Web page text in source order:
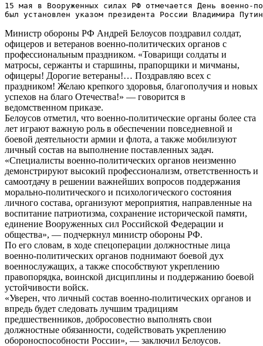
15 мая в Вооруженных силах РФ отмечается День военно-
был установлен указом президента России Владимира
Министр обороны РФ Андрей Белоусов поздравил солдат,
офицеров и ветеранов военно-политических органов с
профессиональным праздником. «Товарищи солдаты и
матросы, сержанты и старшины, прапорщики и мичманы,
офицеры! Дорогие ветераны!… Поздравляю всех с
праздником! Желаю крепкого здоровья, благополучия и новых
успехов на благо Отечества!» — говорится в
ведомственном приказе.
Белоусов отметил, что военно-политические органы более ста
лет играют важную роль в обеспечении повседневной и
боевой деятельности армии и флота, а также мобилизуют
личный состав на выполнение поставленных задач.
«Специалисты военно-политических органов неизменно
демонстрируют высокий профессионализм, ответственность и
самоотдачу в решении важнейших вопросов поддержания
морально-политического и психологического состояния
личного состава, организуют мероприятия, направленные на
воспитание патриотизма, сохранение исторической памяти,
единение Вооруженных сил Российской Федерации и
общества», — подчеркнул министр обороны РФ.
По его словам, в ходе спецоперации должностные лица
военно-политических органов поднимают боевой дух
военнослужащих, а также способствуют укреплению
правопорядка, воинской дисциплины и поддержанию боевой
устойчивости войск.
«Уверен, что личный состав военно-политических органов и
впредь будет следовать лучшим традициям
предшественников, добросовестно выполнять свои
должностные обязанности, содействовать укреплению
обороноспособности России», — заключил Белоусов.